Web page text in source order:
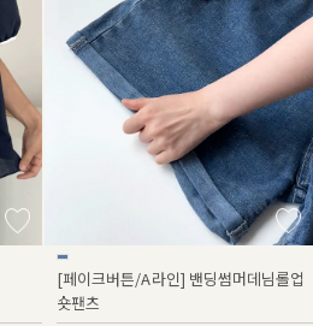
[페이크버튼/A라인] 밴딩썸머데님롤업
숏팬츠